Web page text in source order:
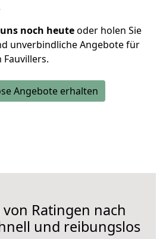
noch heuteoder holen Sie
unverbindliche Angebote für
Angebote erhalten
Ratingen nach
und reibungslos